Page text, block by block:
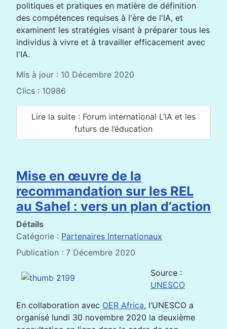
politiques et pratiques en matière de définition
des compétences requises à l'ère de l'IA, et
examinent les stratégies visant à préparer tous les
individus à vivre et à travailler efficacement avec
l'IA.
Mis à jour : 10 Décembre 2020
Clics : 10986
Lire la suite : Forum international L’IA et les
futurs de l’éducation
Mise en œuvre de la
recommandation sur les REL
au Sahel : vers un plan d’action
Détails
Catégorie : Partenaires Internationaux
Publication : 7 Décembre 2020
Source :
UNESCO
En collaboration avec OER Africa, l’UNESCO a
organisé lundi 30 novembre 2020 la deuxième